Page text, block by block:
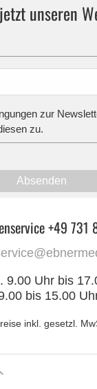
unseren
zur
zu.
Absenden
+49
9.00 Uhr bis
bis 15.00
inkl. gesetzl.